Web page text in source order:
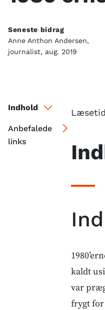
Seneste bidrag
Anne Anthon Andersen,
journalist, aug. 2019
Indhold
Anbefalede
links
kaldt
var
frygt